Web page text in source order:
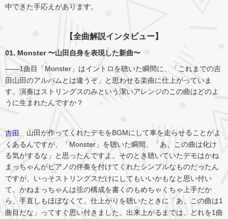
中できた手応えがあります。
【全曲解説インタビュー】
01. Monster 〜山田自身を表現した新曲〜
――1曲目「Monster」はイントロを聴いた瞬間に、「これまでの吉
田山田のアルバムとは違うぞ」と思わせる楽曲に仕上がっていま
す。演奏はストリングスのみという潔いアレンジのこの曲はどのよ
うに生まれたんですか？
吉田
山田が作ってくれたデモをBGMにして車を走らせることがよ
くあるんですが、「Monster」を聴いた瞬間、「あ、この曲は化け
る気がするな」と思ったんですよ。そのとき聴いていたデモはかね
まっちゃんがピアノの伴奏を付けてくれたシンプルなものだったん
ですが、いっそストリングスだけにしてもいいかもなと思い付い
て。かねまっちゃんは弦の構成を書くのもめちゃくちゃ上手だか
ら、手直しもほぼなくて。仕上がりを聴いたときに「あ、この曲は1
曲目だな」ってすぐ思い付きました。出来上がるまでは、どれを1曲